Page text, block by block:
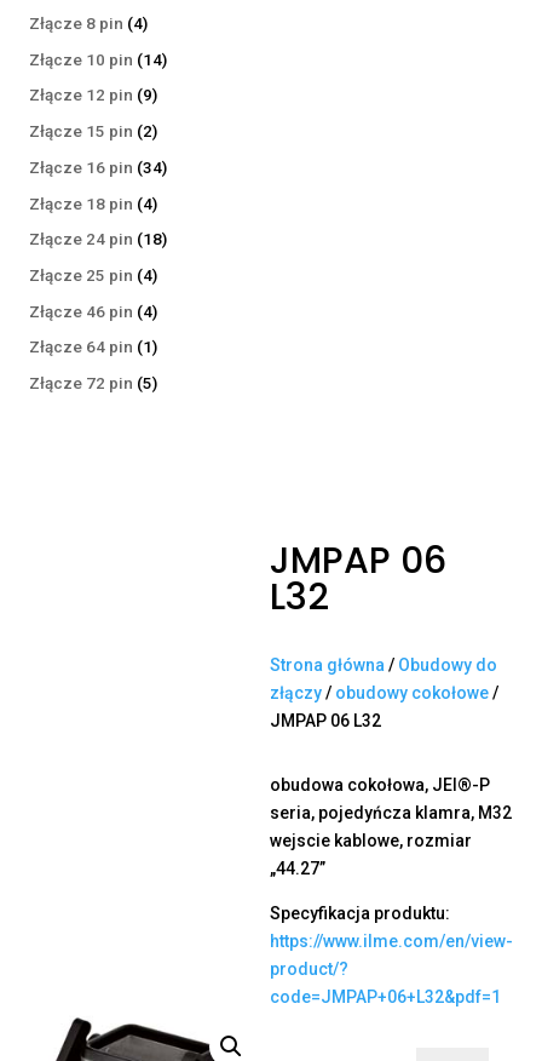
Złącze 8 pin 44
produkty
Złącze 10 pin 1414
Złącze 12 pin 99
produktów
Złącze 15 pin 22
produkty
Złącze 16 pin 3434
Złącze 18 pin 44
produkty
Złącze 24 pin 1818
Złącze 25 pin 44
produkty
Złącze 46 pin 44
produkty
Złącze 64 pin 11
produkt
Złącze 72 pin 55
JMPAP 06
L32
Strona główna / Obudowy do
złączy/ obudowy cokołowe/
JMPAP 06 L32
obudowa cokołowa, JEI®-P
seria, pojedyńcza klamra, M32
wejscie kablowe, rozmiar
„44.27”
Specyfikacja produktu:
https://www.ilme.com/en/view-
product/?
code=JMPAP+06+L32&pdf=1